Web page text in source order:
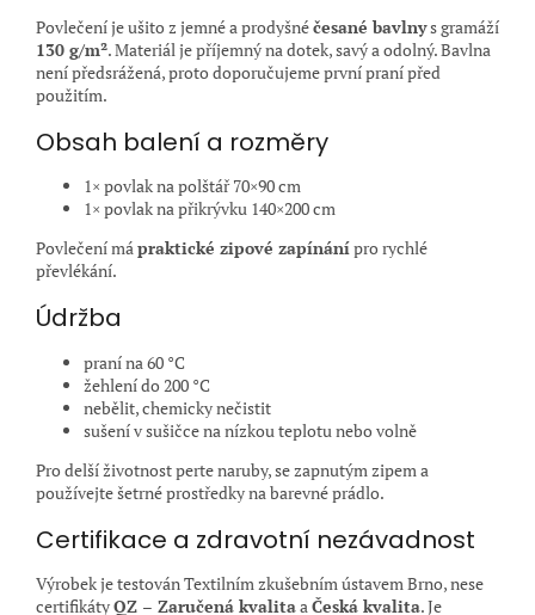
Povlečení je ušito z jemné a prodyšnéčesané bavlnys gramáží
130 g/m². Materiál je příjemný na dotek, savý a odolný. Bavlna
není předsrážená, proto doporučujeme první praní před
použitím.
Obsah balení a rozměry
1× povlak na polštář 70×90 cm
1× povlak na přikrývku 140×200 cm
Povlečení mápraktické zipové zapínánípro rychlé
převlékání.
Údržba
praní na 60 °C
žehlení do 200 °C
nebělit, chemicky nečistit
sušení v sušičce na nízkou teplotu nebo volně
Pro delší životnost perte naruby, se zapnutým zipem a
používejte šetrné prostředky na barevné prádlo.
Certifikace a zdravotní nezávadnost
Výrobek je testován Textilním zkušebním ústavem Brno, nese
certifikátyQZ – Zaručená kvalitaaČeská kvalita. Je